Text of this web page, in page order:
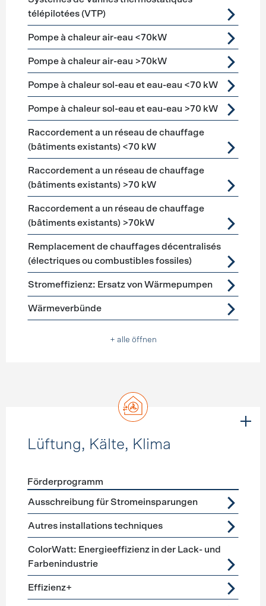
télépilotées (VTP)
Pompe à chaleur air-eau <70kW
Pompe à chaleur air-eau >70kW
Pompe à chaleur sol-eau et eau-eau <70 kW
Pompe à chaleur sol-eau et eau-eau >70 kW
Raccordement a un réseau de chauffage
(bâtiments existants) <70 kW
Raccordement a un réseau de chauffage
(bâtiments existants) >70 kW
Raccordement a un réseau de chauffage
(bâtiments existants) >70kW
Remplacement de chauffages décentralisés
(électriques ou combustibles fossiles)
Stromeffizienz: Ersatz von Wärmepumpen
Wärmeverbünde
+ alle öffnen
Lüftung, Kälte, Klima
Förderprogramme Lüftung, Kälte, Klima
Förderprogramm
Ausschreibung für Stromeinsparungen
Autres installations techniques
ColorWatt: Energieeffizienz in der Lack- und
Farbenindustrie
Effizienz+